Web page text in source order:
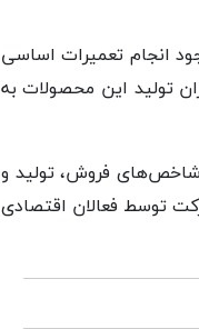
با وجود انجام تعمیرات اساسی
تولید این محصولات به
عملکرد ۱۰ ماهه پتروشیمی امیرکبیر در سال ۱۴۰۴ از منظر شاخص‌های فروش، تولید و
توسط فعالان اقتصادی